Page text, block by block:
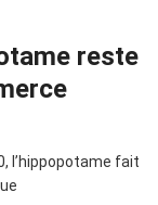
reste
l’hippopotame fait